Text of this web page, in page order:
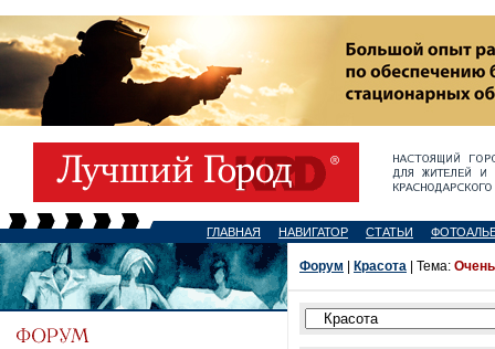
ГЛАВНАЯ НАВИГАТОР СТАТЬИ
Форум Красота | Тема: